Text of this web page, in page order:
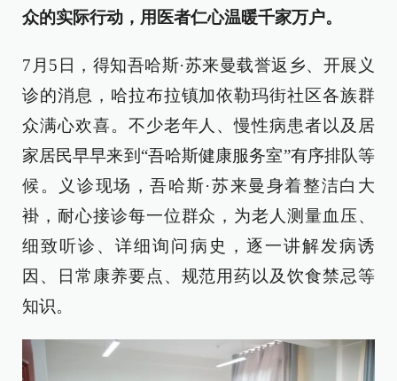
众的实际行动，用医者仁心温暖千家万户。
7月5日，得知吾哈斯·苏来曼载誉返乡、开展义
诊的消息，哈拉布拉镇加依勒玛街社区各族群
众满心欢喜。不少老年人、慢性病患者以及居
家居民早早来到“吾哈斯健康服务室”有序排队等
候。义诊现场，吾哈斯·苏来曼身着整洁白大
褂，耐心接诊每一位群众，为老人测量血压、
细致听诊、详细询问病史，逐一讲解发病诱
因、日常康养要点、规范用药以及饮食禁忌等
知识。